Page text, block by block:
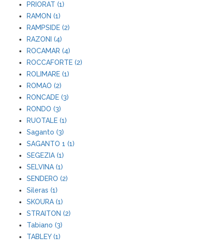
PRIORAT (1)
RAMON (1)
RAMPSIDE (2)
RAZONI (4)
ROCAMAR (4)
ROCCAFORTE (2)
ROLIMARE (1)
ROMAO (2)
RONCADE (3)
RONDO (3)
RUOTALE (1)
Saganto (3)
SAGANTO 1 (1)
SEGEZIA (1)
SELVINA (1)
SENDERO (2)
Sileras (1)
SKOURA (1)
STRAITON (2)
Tabiano (3)
TABLEY (1)